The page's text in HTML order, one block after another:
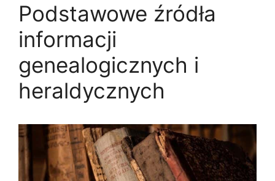
Podstawowe źródła
informacji
genealogicznych i
heraldycznych